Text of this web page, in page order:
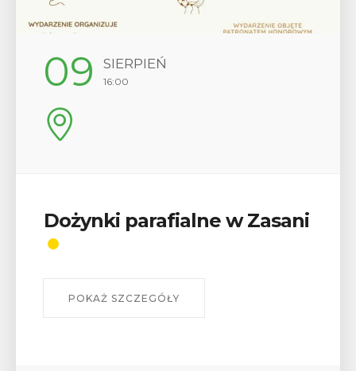
09 SIERPIEŃ
16:00
Dożynki parafialne w Zasani
POKAŻ SZCZEGÓŁY